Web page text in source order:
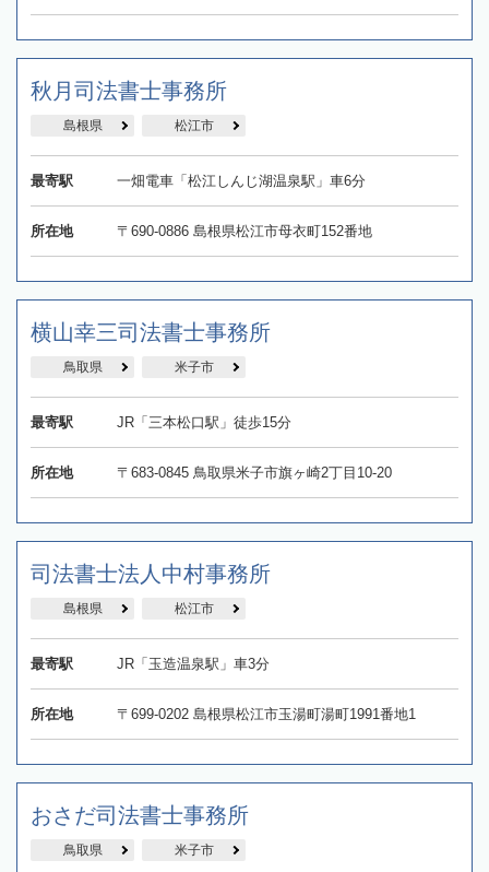
秋月司法書士事務所
島根県 松江市
最寄駅 一畑電車「松江しんじ湖温泉駅」車6分
所在地 〒690-0886 島根県松江市母衣町152番地
横山幸三司法書士事務所
鳥取県 米子市
最寄駅 JR「三本松口駅」徒歩15分
所在地 〒683-0845 鳥取県米子市旗ヶ崎2丁目10-20
司法書士法人中村事務所
島根県 松江市
最寄駅 JR「玉造温泉駅」車3分
所在地 〒699-0202 島根県松江市玉湯町湯町1991番地1
おさだ司法書士事務所
鳥取県 米子市